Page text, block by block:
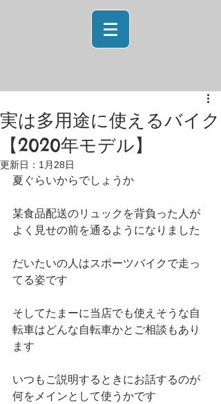
実は多用途に使えるバイク
【2020年モデル】
更新日： 1月28日
夏ぐらいからでしょうか
某食品配送のリュックを背負った人が
よく見せの前を通るようになりました
だいたいの人はスポーツバイクで走っ
てる姿です
そしてたまーに当店でも使えそうな自
転車はどんな自転車かとご相談もあり
ます
いつもご説明するときにお話するのが
何をメインとして使うかです